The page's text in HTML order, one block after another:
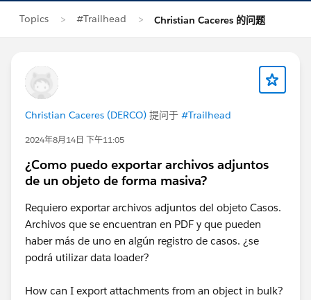
Topics #Trailhead Christian Caceres 的问题
Christian Caceres (DERCO) 提问于 #Trailhead
2024年8月14日 下午11:05
¿Como puedo exportar archivos adjuntos
de un objeto de forma masiva?
Requiero exportar archivos adjuntos del objeto Casos.
Archivos que se encuentran en PDF y que pueden
haber más de uno en algún registro de casos. ¿se
podrá utilizar data loader?
How can I export attachments from an object in bulk?